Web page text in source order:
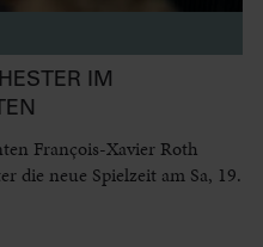
IM
François-Xavier Roth
die neue Spielzeit am Sa, 19.